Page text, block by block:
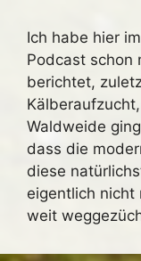
Ich habe hier
Podcast schon
berichtet,
Waldweide
dass die
diese
eigentlich nicht
weit